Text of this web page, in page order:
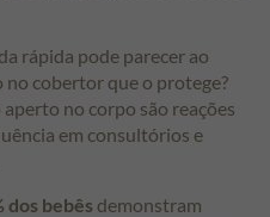
rápida pode parecer ao
no cobertor que o protege?
no corpo são reações
em consultórios e
dos bebês demonstram